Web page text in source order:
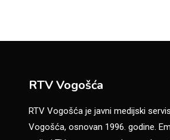
RTV Vogošća
RTV Vogošća je javni medijski
Vogošća, osnovan 1996. godine.